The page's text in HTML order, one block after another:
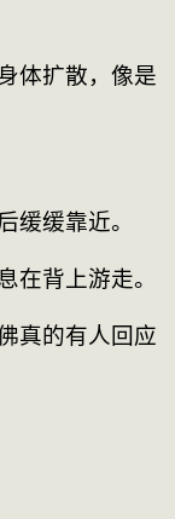
体扩散，像是
缓缓靠近。
在背上游走。
真的有人回应